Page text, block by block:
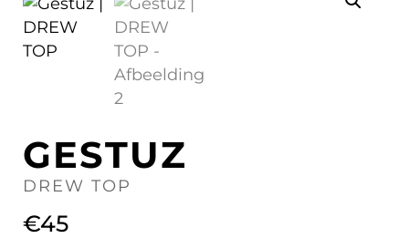
GESTUZ
DREW TOP
€45